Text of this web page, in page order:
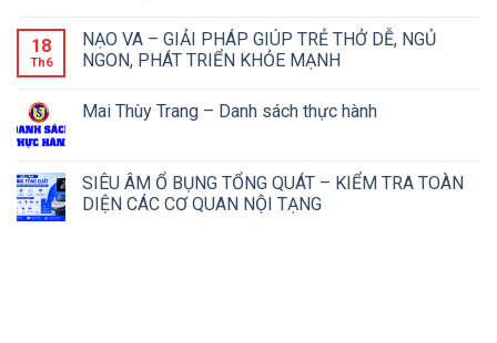
18
Th6
NẠO VA – GIẢI PHÁP GIÚP TRẺ THỞ DỄ, NGỦ
NGON, PHÁT TRIỂN KHỎE MẠNH
Mai Thùy Trang – Danh sách thực hành
SIÊU ÂM Ổ BỤNG TỔNG QUÁT – KIỂM TRA TOÀN
DIỆN CÁC CƠ QUAN NỘI TẠNG